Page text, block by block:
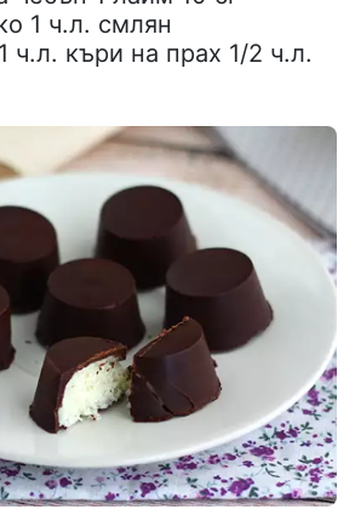
1 ч.л. смлян
къри на прах 1/2 ч.л.